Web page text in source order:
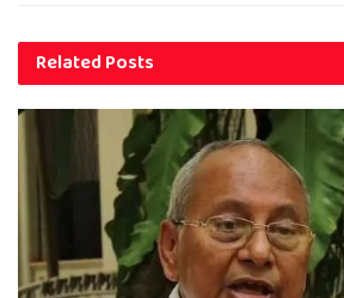
RelatedPosts